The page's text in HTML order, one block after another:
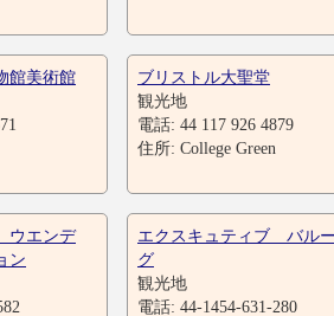
館美術館
ブリストル大聖堂
観光地
電話: 44 117 926 4879
住所: College Green
エンデ
ン
エクスキュティブ バル
グ
観光地
電話: 44-1454-631-280